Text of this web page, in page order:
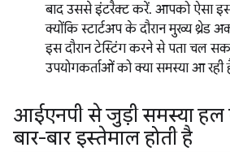
बाद उससे इंटरैक्ट करें. आपको ऐसा
क्योंकि स्टार्टअप के दौरान मुख्य थ्रेड
इस दौरान टेस्टिंग करने से पता चल
उपयोगकर्ताओं को क्या समस्या आ रही
आईएनपी से जुड़ी समस्या हल
बार-बार इस्तेमाल होती है